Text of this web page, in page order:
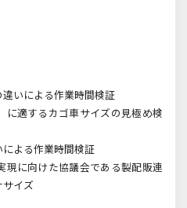
違いによる作業時間検証
に適するカゴ車サイズの見極め検
による作業時間検証
に向けた協議会である製配販連
イズ